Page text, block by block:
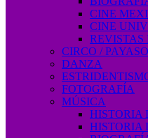
CINE
CINE
REVISTAS
CIRCO /
DANZA
FOTOGRAFÍA
MÚSICA
HISTORIA
HISTORIA